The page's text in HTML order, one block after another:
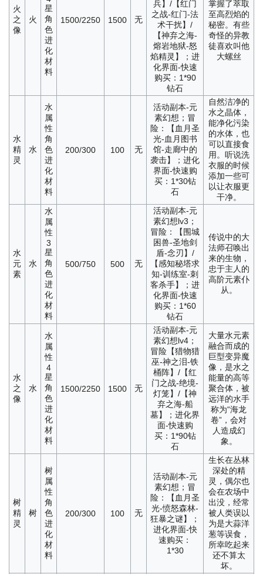
火
之
像
火
星
角
色
进
化
材
料
1500/2250 1500 无
兵】/【红门
之战-红门-法
术干扰】/
【神弃之海-
熔岩地狱-怒
焰精灵】；进
化界面-快速
购买：1*90
钻石
掌握了萃取
至高烈焰的
秘密。有些
奇怪的异教
徒喜欢叫他
大螺丝
水
精
灵
水
水
属
性
角
色
进
化
材
料
200/300 100 无
活动副本-元
素幻想；冒
险：【血月圣
光-血月图书
馆-走廊中的
袭击】；进化
界面-快速购
买：1*30钻
石
自然洁净的
水之晶体，
能净化污染
的水体，也
可以直接食
用。听说洗
衣服的时候
添加一些可
以让衣服更
干净。
水
元
素
水
水
属
性
3
星
角
色
进
化
材
料
500/750 500 无
活动副本-元
素幻想lv3；
冒险：【围城
困兽-圣地剑
盾-念刃】/
【感知秘塔求
知-训练室-刺
客杀手】；进
化界面-快速
购买：1*60
钻石
传说中的大
法师召唤出
来的生物，
忠于主人的
高阶元素仆
从。
水
之
像
水
水
属
性
4
星
角
色
进
化
材
料
1500/2250 1500 无
活动副本-元
素幻想lv4；
冒险【猎物猎
巫-神之泪-铁
桶阵】/【红
门之战-绝境-
灯笼】/【神
弃之海-船
墓】；进化界
面-快速购
买：1*90钻
石
大量水元素
融合而成的
巨型变异魔
像，是水之
能量的高等
聚合体，被
远洋的水手
称为“海龙
卷”，会对
人造成幻
象。
树
精
灵
树
树
属
性
角
色
进
化
材
料
200/300 100 无
活动副本-元
素幻想；冒
险：【血月圣
光-愤怒森林-
狂暴之谜】；
进化界面-快
速购买：
1*30
生长在丛林
深处的精
灵，偶尔也
会在农场中
出没，经常
被人类误以
为是大蒜洋
葱等误食，
所幸吃起来
还不算太
坏。